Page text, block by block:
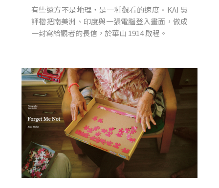
有些遠方不是地理，是一種觀看的速度。KAI 吳
評楷把南美洲、印度與一張電腦登入畫面，做成
一封寫給觀者的長信，於華山 1914 啟程。